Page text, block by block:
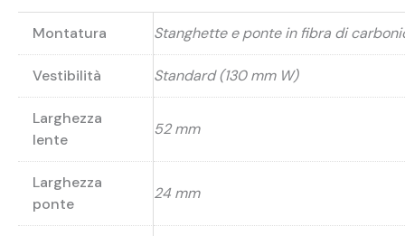
Montatura Stanghette e ponte in fibra di
Vestibilità Standard (130 mm W)
Larghezza
lente
52 mm
Larghezza
ponte
24 mm